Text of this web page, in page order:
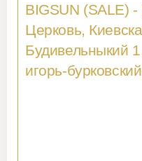
BIGSUN (SALE)
Церковь,
Будивельныкий
игорь-